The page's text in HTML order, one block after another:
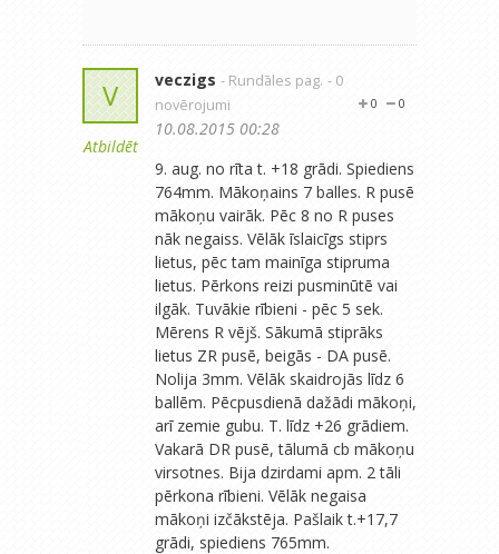
V
Atbildēt
veczigs - Rundāles pag. - 0
novērojumi
0
0
10.08.2015 00:28
9. aug. no rīta t. +18 grādi. Spiediens
764mm. Mākoņains 7 balles. R pusē
mākoņu vairāk. Pēc 8 no R puses
nāk negaiss. Vēlāk īslaicīgs stiprs
lietus, pēc tam mainīga stipruma
lietus. Pērkons reizi pusminūtē vai
ilgāk. Tuvākie rībieni - pēc 5 sek.
Mērens R vējš. Sākumā stiprāks
lietus ZR pusē, beigās - DA pusē.
Nolija 3mm. Vēlāk skaidrojās līdz 6
ballēm. Pēcpusdienā dažādi mākoņi,
arī zemie gubu. T. līdz +26 grādiem.
Vakarā DR pusē, tālumā cb mākoņu
virsotnes. Bija dzirdami apm. 2 tāli
pērkona rībieni. Vēlāk negaisa
mākoņi izčākstēja. Pašlaik t.+17,7
grādi, spiediens 765mm.